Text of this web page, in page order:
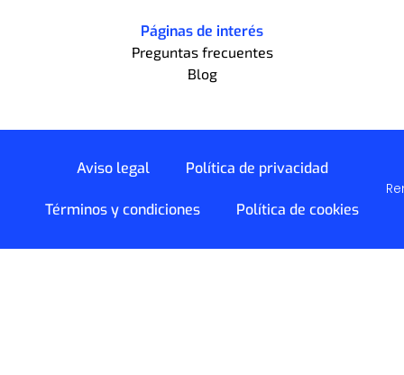
Páginas de interés
Preguntas frecuentes
Blog
Aviso legal Política de privacidad
Términos y condiciones Política de cookies